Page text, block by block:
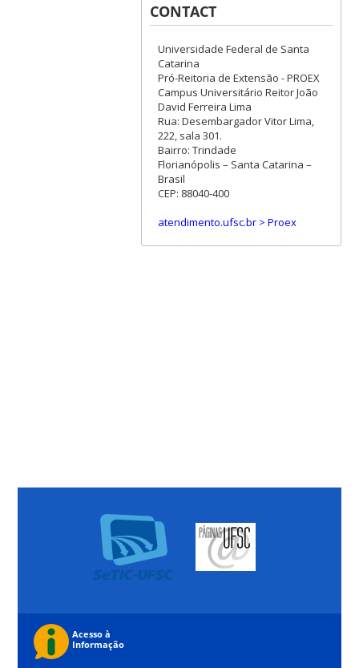
CONTACT
Universidade Federal de Santa
Catarina
Pró-Reitoria de Extensão - PROEX
Campus Universitário Reitor João
David Ferreira Lima
Rua: Desembargador Vitor Lima,
222, sala 301.
Bairro: Trindade
Florianópolis – Santa Catarina –
Brasil
CEP: 88040-400
atendimento.ufsc.br > Proex